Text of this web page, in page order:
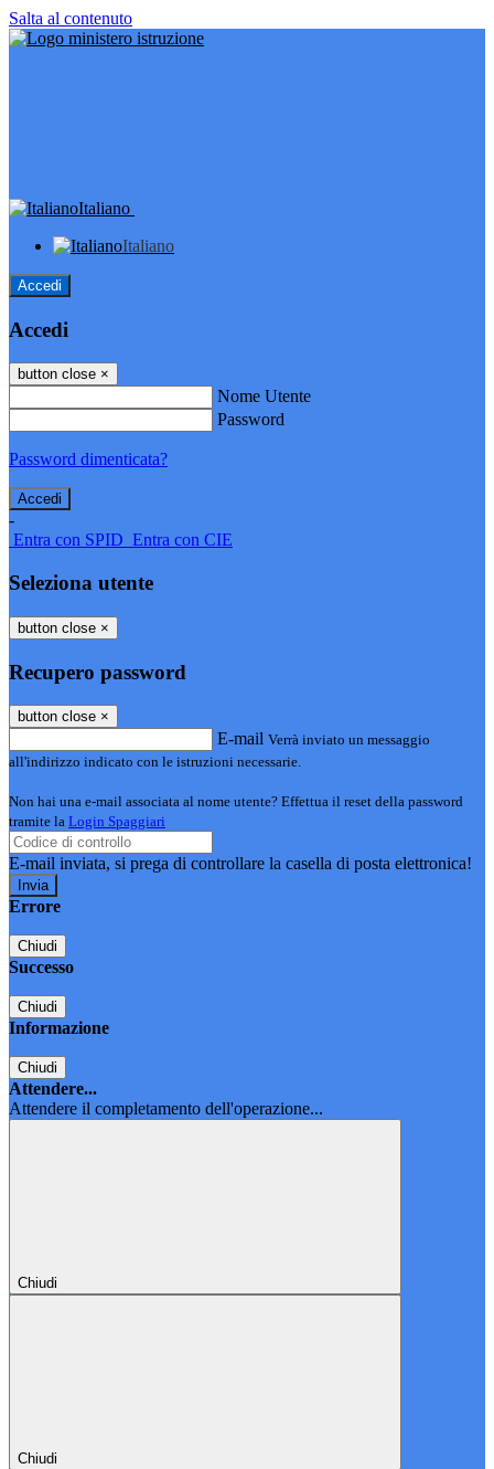
Salta al contenuto
Italiano
Italiano
Accedi
Accedi
button close ×
Nome Utente
Password
Password dimenticata?
-
Entra con SPID Entra con CIE
Seleziona utente
button close ×
Recupero password
button close ×
E-mail Verrà inviato un messaggio
all'indirizzo indicato con le istruzioni necessarie.
Non hai una e-mail associata al nome utente? Effettua il reset della password
tramite la Login Spaggiari
E-mail inviata, si prega di controllare la casella di posta elettronica!
Errore
Chiudi
Successo
Chiudi
Informazione
Chiudi
Attendere...
Attendere il completamento dell'operazione...
Chiudi
Chiudi